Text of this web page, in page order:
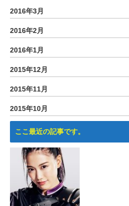
2016年3月
2016年2月
2016年1月
2015年12月
2015年11月
2015年10月
ここ最近の記事です。